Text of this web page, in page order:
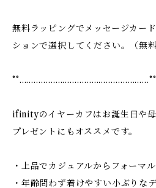
無料ラッピングでメッセージカー
ションで選択してください。（無料
°°………………………………………………°°
ifinityのイヤーカフはお誕生日や
プレゼントにもオススメです。
・上品でカジュアルからフォーマ
・年齢問わず着けやすい小ぶりな